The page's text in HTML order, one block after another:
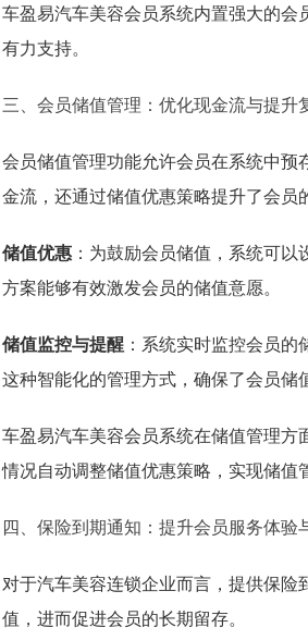
车盈易汽车美容会员系统内置强大的
有力支持。
三、会员储值管理：优化现金流与提升
会员储值管理功能允许会员在系统中
金流，还通过储值优惠策略提升了会员
储值优惠：为鼓励会员储值，系统可以
方案能够有效激发会员的储值意愿。
储值监控与提醒：系统实时监控会员的
这种智能化的管理方式，确保了会员储
车盈易汽车美容会员系统在储值管理
情况自动调整储值优惠策略，实现储值
四、保险到期通知：提升会员服务体验
对于汽车美容连锁企业而言，提供保
值，进而促进会员的长期留存。